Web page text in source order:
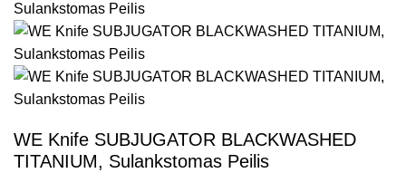
WE Knife SUBJUGATOR BLACKWASHED
TITANIUM, Sulankstomas Peilis